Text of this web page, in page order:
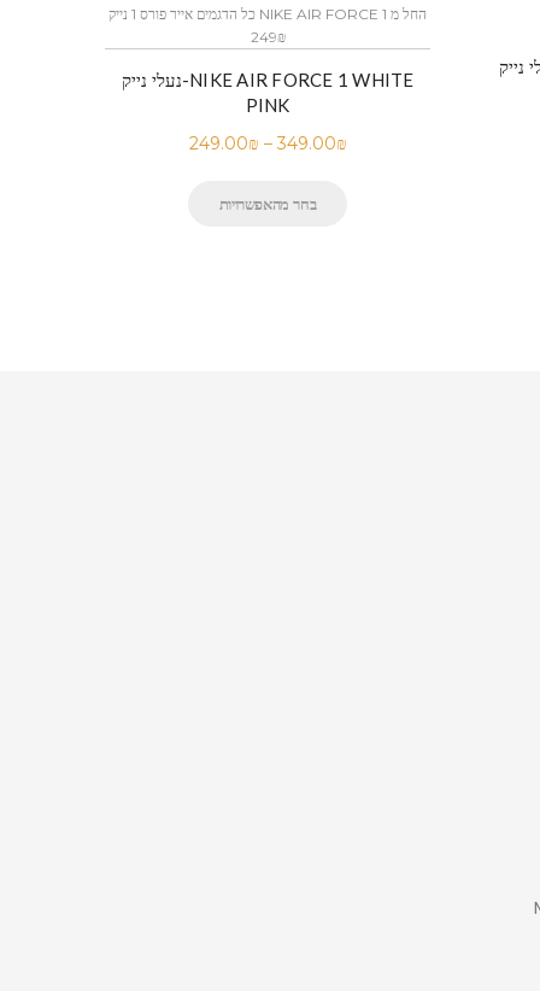
כל הדגמים אייר פורס 1 נייק NIKE AIR FORCE 1 החל מ
249₪
נעלי נייק-NIKE AIR FORCE 1 WHITE
PINK
249.00₪ – 349.00₪
בחר מהאפשרויות